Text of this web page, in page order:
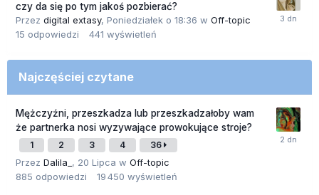
czy da się po tym jakoś pozbierać?
Przez digital extasy, Poniedziałek o 18:36 w Off-topic
15 odpowiedzi 441 wyświetleń
Najczęściej czytane
Mężczyźni, przeszkadza lub przeszkadzałoby wam
że partnerka nosi wyzywające prowokujące stroje?
1 2 3 4 36
Przez Dalila_ , 20 Lipca w Off-topic
885 odpowiedzi 19 450 wyświetleń